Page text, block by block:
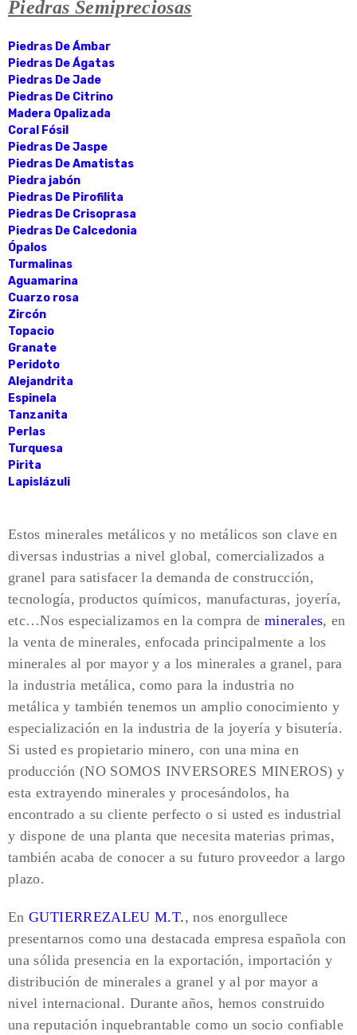
Piedras Semipreciosas
Piedras De Ámbar
Piedras De Ágatas
Piedras De Jade
Piedras De Citrino
Madera Opalizada
Coral Fósil
Piedras De Jaspe
Piedras De Amatistas
Piedra jabón
Piedras De Pirofilita
Piedras De Crisoprasa
Piedras De Calcedonia
Ópalos
Turmalinas
Aguamarina
Cuarzo rosa
Zircón
Topacio
Granate
Peridoto
Alejandrita
Espinela
Tanzanita
Perlas
Turquesa
Pirita
Lapislázuli
Estos minerales metálicos y no metálicos son clave en
diversas industrias a nivel global, comercializados a
granel para satisfacer la demanda de construcción,
tecnología, productos químicos, manufacturas, joyería,
etc…Nos especializamos en la compra deminerales, en
la venta de minerales, enfocada principalmente a los
minerales al por mayor y a los minerales a granel, para
la industria metálica, como para la industria no
metálica y también tenemos un amplio conocimiento y
especialización en la industria de la joyería y bisutería.
Si usted es propietario minero, con una mina en
producción (NO SOMOS INVERSORES MINEROS) y
esta extrayendo minerales y procesándolos, ha
encontrado a su cliente perfecto o si usted es industrial
y dispone de una planta que necesita materias primas,
también acaba de conocer a su futuro proveedor a largo
plazo.
EnGUTIERREZALEU M.T., nos enorgullece
presentarnos como una destacada empresa española con
una sólida presencia en la exportación, importación y
distribución de minerales a granel y al por mayor a
nivel internacional. Durante años, hemos construido
una reputación inquebrantable como un socio confiable